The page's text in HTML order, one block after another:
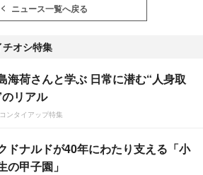
ニュース一覧へ戻る
オシ特集
海荷さんと学ぶ 日常に潜む“人身取
のリアル
ンタイアップ特集
ドナルドが40年にわたり支える「小
の甲子園」